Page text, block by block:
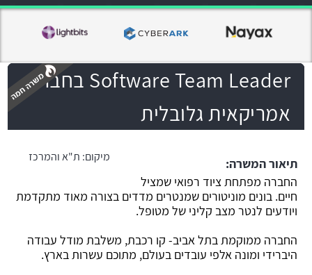
Software Team Leader בחברה
אמריקאית גלובלית
מיקום: ת"א והמרכז
תיאור המשרה:
החברה מפתחת ציוד רפואי שמציל
חיים. בונים מוניטורים שמנטרים מדדים בצורה מאוד מתקדמת
ויודעים לנטר מצב קליני של מטופל.
החברה ממוקמת בתל אביב- קו רכבת, משלבת מודל עבודה
היברידי ומונה אלפי עובדים בעולם, מתוכם עשרות בארץ.